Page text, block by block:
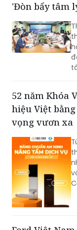
'Đòn bẩy tâm
52 năm Khóa
hiệu Việt
vọng vươn xa